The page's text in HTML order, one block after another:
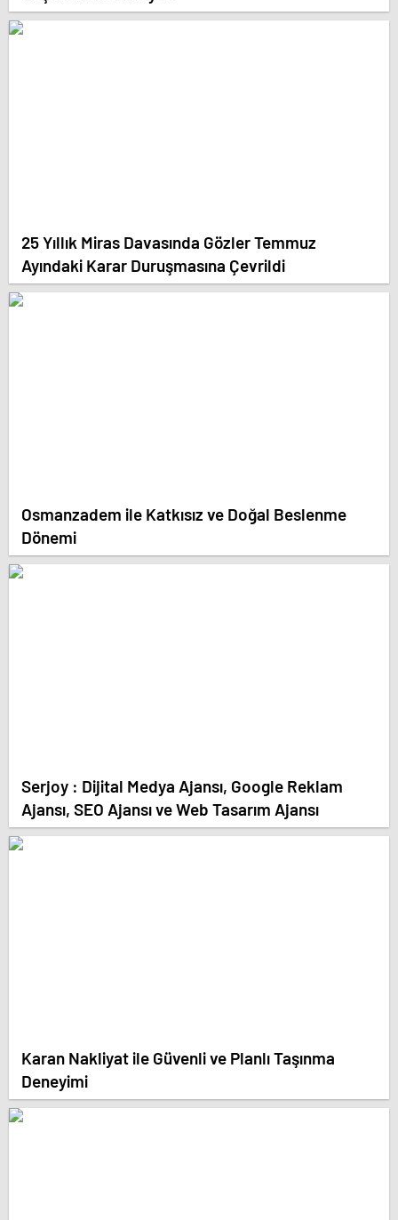
25 Yıllık Miras Davasında Gözler Temmuz
Ayındaki Karar Duruşmasına Çevrildi
Osmanzadem ile Katkısız ve Doğal Beslenme
Dönemi
Serjoy : Dijital Medya Ajansı, Google Reklam
Ajansı, SEO Ajansı ve Web Tasarım Ajansı
Karan Nakliyat ile Güvenli ve Planlı Taşınma
Deneyimi